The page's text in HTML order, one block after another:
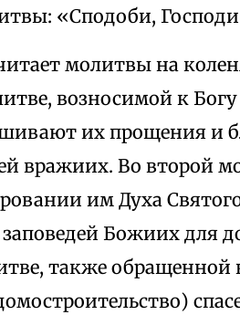
«Сподоби,
молитвы на
возносимой к
их прощения и
вражиих. Во второй
им Духа
Божиих для
также